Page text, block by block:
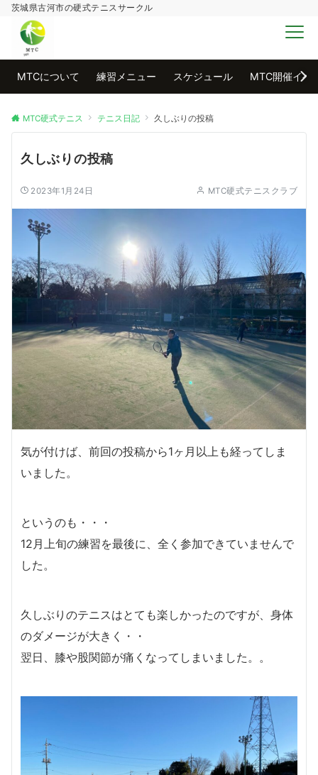
茨城県古河市の硬式テニスサークル
MTCについて 練習メニュー スケジュール MTC開催イベ
MTC硬式テニス テニス日記 久しぶりの投稿
久しぶりの投稿
2023年1月24日 MTC硬式テニスクラブ
気が付けば、前回の投稿から1ヶ月以上も経ってしま
いました。
というのも・・・
12月上旬の練習を最後に、全く参加できていませんで
した。
久しぶりのテニスはとても楽しかったのですが、身体
のダメージが大きく・・
翌日、膝や股関節が痛くなってしまいました。。